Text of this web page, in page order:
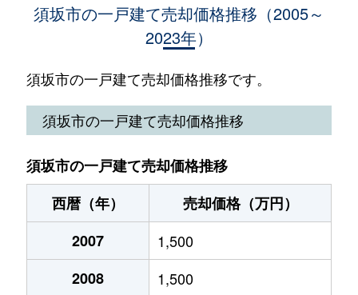
3,600万円
大字塩川
1,200万円 須坂
大字須坂
3,100万円 須坂
墨坂
780万円 日野(長野)
徒歩13分
田の神
2,400万円 須坂
徒歩11分
須坂市の一戸建て売却価格推移（2005～
2023年）
須坂市の一戸建て売却価格推移です。
須坂市の一戸建て売却価格推移
須坂市の一戸建て売却価格推移
西暦（年）
売却価格（万円）
2007
1,500
2008
1,500